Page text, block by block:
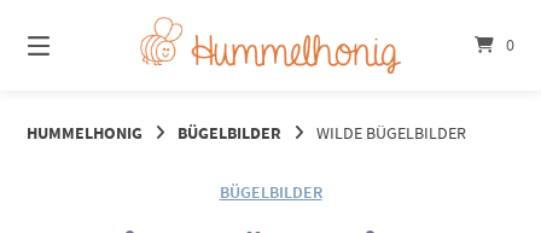
zum
Inhalt
0
HUMMELHONIG BÜGELBILDER WILDE BÜGELBILDER
BÜGELBILDER